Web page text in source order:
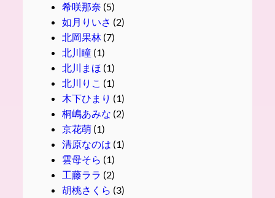
希咲那奈 (5)
如月りいさ (2)
北岡果林(7)
北川瞳(1)
北川まほ (1)
北川りこ (1)
木下ひまり (1)
桐嶋あみな (2)
京花萌(1)
清原なのは (1)
雲母そら (1)
工藤ララ (2)
胡桃さくら (3)